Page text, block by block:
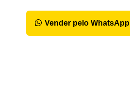
Vender pelo WhatsApp